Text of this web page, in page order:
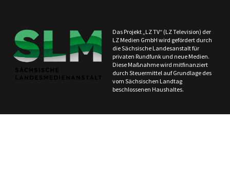
Das Projekt „LZ TV“ (LZ Television) der
LZ Medien GmbH wird gefördert durch
die Sächsische Landesanstalt für
privaten Rundfunk und neue Medien.
Diese Maßnahme wird mitfinanziert
durch Steuermittel auf Grundlage des
vom Sächsischen Landtag
beschlossenen Haushaltes.